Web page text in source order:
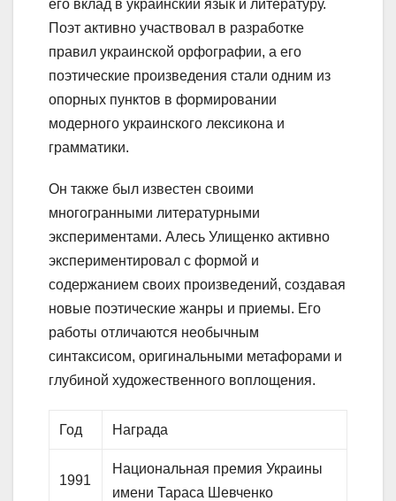
его вклад в украинский язык и литературу.
Поэт активно участвовал в разработке
правил украинской орфографии, а его
поэтические произведения стали одним из
опорных пунктов в формировании
модерного украинского лексикона и
грамматики.
Он также был известен своими
многогранными литературными
экспериментами. Алесь Улищенко активно
экспериментировал с формой и
содержанием своих произведений, создавая
новые поэтические жанры и приемы. Его
работы отличаются необычным
синтаксисом, оригинальными метафорами и
глубиной художественного воплощения.
Год Награда
1991
Национальная премия Украины
имени Тараса Шевченко